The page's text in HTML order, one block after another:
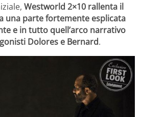
Westworld 2×10 rallenta il
una parte fortemente esplicata
e in tutto quell’arco narrativo
Dolores e Bernard.